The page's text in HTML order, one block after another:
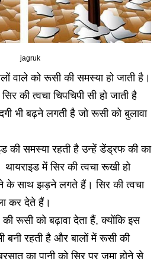
jagruk
वाले को रूसी की समस्या हो जाती है।
की त्वचा चिपचिपी सी हो जाती है
भी बढ़ने लगती है जो रूसी को बुलावा
की समस्या रहती है उन्हें डेंड्रफ की का
थायराइड में सिर की त्वचा रूखी हो
के साथ झड़ने लगते हैं। सिर की त्वचा
कर देते हैं।
रूसी को बढ़ावा देता हैं, क्योंकि इस
बनी रहती है और बालों में रूसी की
का पानी को सिर पर जमा होने से